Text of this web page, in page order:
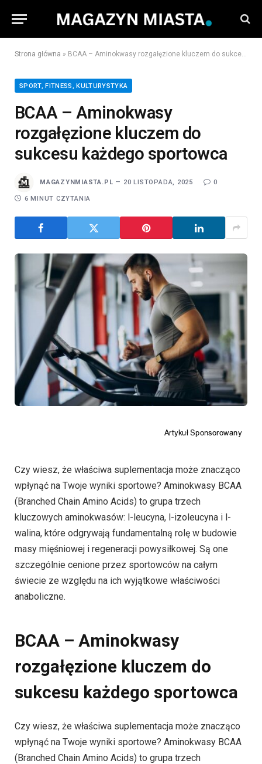
Strona główna » BCAA – Aminokwasy rozgałęzione kluczem do sukcesu każdego sportowca
SPORT, FITNESS, KULTURYSTYKA
BCAA – Aminokwasy
rozgałęzione kluczem do
sukcesu każdego sportowca
MAGAZYNMIASTA.PL 20 LISTOPADA, 2025 0
6 MINUT CZYTANIA
Czy wiesz, że właściwa suplementacja może znacząco
wpłynąć na Twoje wyniki sportowe? Aminokwasy BCAA
(Branched Chain Amino Acids) to grupa trzech
kluczowych aminokwasów: l-leucyna, l-izoleucyna i l-
walina, które odgrywają fundamentalną rolę w budowie
masy mięśniowej i regeneracji powysiłkowej. Są one
szczególnie cenione przez sportowców na całym
świecie ze względu na ich wyjątkowe właściwości
anaboliczne.
BCAA – Aminokwasy
rozgałęzione kluczem do
sukcesu każdego sportowca
Czy wiesz, że właściwa suplementacja może znacząco
wpłynąć na Twoje wyniki sportowe? Aminokwasy BCAA
(Branched Chain Amino Acids) to grupa trzech